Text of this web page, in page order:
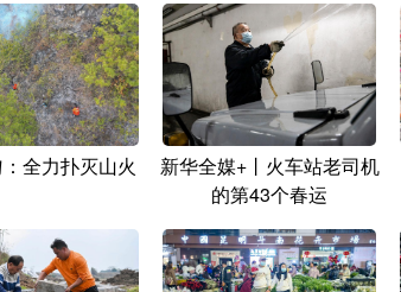
全力扑灭山火
新华全媒+丨火车站老司机
的第43个春运